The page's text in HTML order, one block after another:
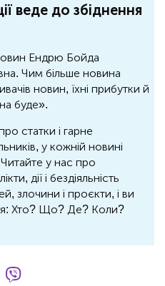
веде до збіднення
Ендрю Бойда
Чим більше новина
новин, їхні прибутки й
буде».
статки і гарне
у кожній новині
у нас про
дії і бездіяльність
злочини і проєкти, і ви
Хто? Що? Де? Коли?